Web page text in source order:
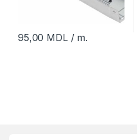
95,00 MDL/ m.